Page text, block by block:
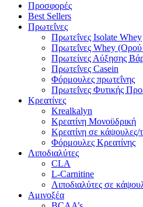
Προσφορές
Best Sellers
Πρωτεΐνες
Πρωτεΐνες Isolate Whey
Πρωτεΐνες Whey (Ορού
Πρωτείνες Αύξησης
Πρωτεΐνες Casein
Φόρμουλες πρωτεΐνης
Πρωτεΐνες Φυτικής
Κρεατίνες
Krealkalyn
Κρεατίνη Μονοϋδρική
Κρεατίνη σε κάψουλες/
Φόρμουλες Κρεατίνης
Λιποδιαλύτες
CLA
L-Carnitine
Λιποδιαλύτες σε
Αμινοξέα